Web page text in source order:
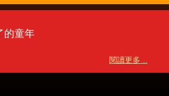
的童年
閱讀更多 ...